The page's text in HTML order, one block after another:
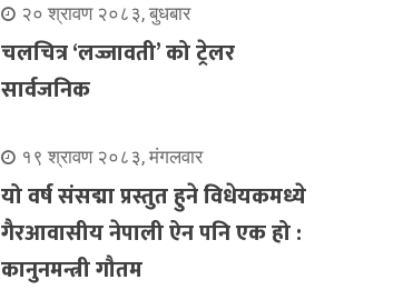
२० श्रावण २०८३, बुधबार
चलचित्र ‘लज्जावती’ को ट्रेलर
सार्वजनिक
१९ श्रावण २०८३, मंगलवार
यो वर्ष संसद्मा प्रस्तुत हुने विधेयकमध्ये
गैरआवासीय नेपाली ऐन पनि एक हो :
कानुनमन्त्री गौतम